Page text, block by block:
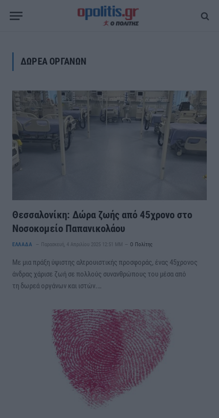
ΔΩΡΕΑ ΟΡΓΑΝΩΝ
Θεσσαλονίκη: Δώρα ζωής από 45χρονο στο
Νοσοκομείο Παπανικολάου
ΕΛΛΑΔΑ Παρασκευή, 4 Απριλίου 2025 12:51 ΜΜ Ο Πολίτης
Με μια πράξη ύψιστης αλτρουιστικής προσφοράς, ένας 45χρονος
άνδρας χάρισε ζωή σε πολλούς συνανθρώπους του μέσα από
τη δωρεά οργάνων και ιστών.…